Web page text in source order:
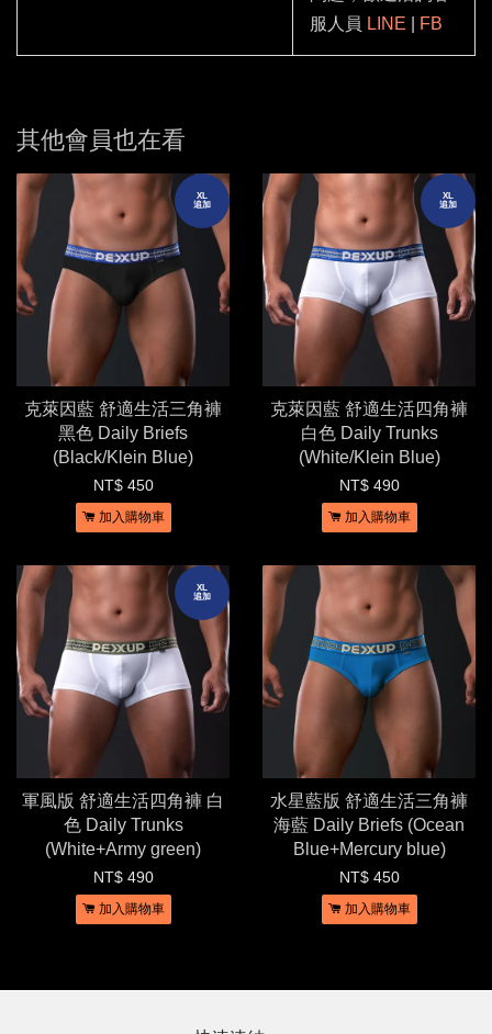
服人員 LINE FB
其他會員也在看
XL
追加
克萊因藍 舒適生活三角褲
黑色 Daily Briefs
(Black/Klein Blue)
NT$ 450
加入購物車
XL
追加
克萊因藍 舒適生活四角褲
白色 Daily Trunks
(White/Klein Blue)
NT$ 490
加入購物車
XL
追加
軍風版 舒適生活四角褲 白
色 Daily Trunks
(White+Army green)
NT$ 490
加入購物車
水星藍版 舒適生活三角褲
海藍 Daily Briefs (Ocean
Blue+Mercury blue)
NT$ 450
加入購物車